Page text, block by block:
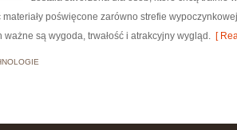
poświęcone zarówno strefie
ważne są wygoda, trwałość i atrakcyjny wygląd. [